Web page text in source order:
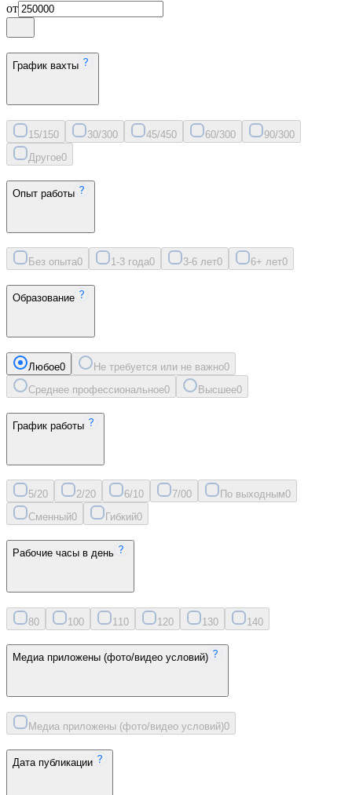
от
График вахты
15/150 30/300 45/450 60/300 90/300
Другое0
Опыт работы
Без опыта0 1-3 года0 3-6 лет0 6+ лет0
Образование
Любое0 Не требуется или не важно0
Среднее профессиональное0 Высшее0
График работы
5/20 2/20 6/10 7/00 По выходным0
Сменный0 Гибкий0
Рабочие часы в день
80 100 11 0 120 130 140
Медиа приложены (фото/видео условий)
Медиа приложены (фото/видео условий)0
Дата публикации